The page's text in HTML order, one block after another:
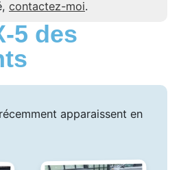
contactez-moi.
5 des
apparaissent en